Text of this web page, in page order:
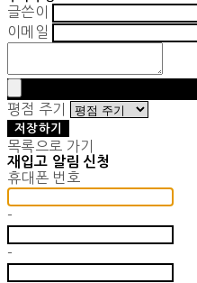
글쓴이
이메일
평점 주기
저장하기
목록으로 가기
재입고 알림 신청
휴대폰 번호
-
-